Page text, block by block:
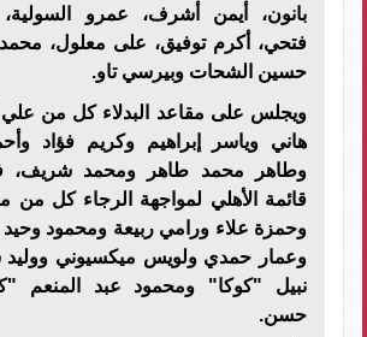
بانون، أيمن أشرف، عمرو
فتحي، أكرم توفيق، على معلول،
حسين الشحات وبيرسي تاو.
ويجلس على مقاعد البدلاء كل من
هاني وياسر إبراهيم وكريم فؤاد
وطاهر محمد طاهر ومحمد شريف،
قائمة الأهلي لمواجهة الرجاء كل
وحمزة علاء ورامي ربيعة ومحمود
وعمار حمدي ولويس ميكسيوني ووليد
نبيل "كوكا" ومحمود عبد المنعم
حسن.